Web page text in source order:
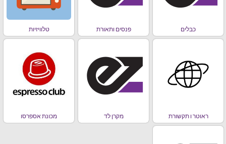
כבלים פנסים ותאורת טלוויזיות
ראוטר ו תקשורת מקרן לד מכונת אספרסו